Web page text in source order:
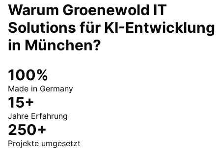
Warum Groenewold IT
Solutions für KI-Entwicklung
in München?
100%
Made in Germany
15+
Jahre Erfahrung
250+
Projekte umgesetzt